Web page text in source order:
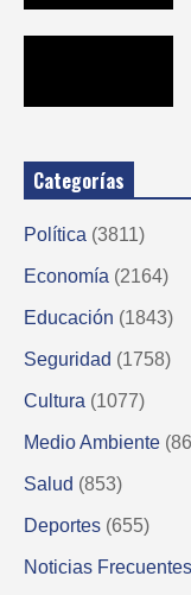
Categorías
Política (3811)
Economía (2164)
Educación (1843)
Seguridad (1758)
Cultura (1077)
Medio Ambiente
Salud (853)
Deportes (655)
Noticias Frecuentes